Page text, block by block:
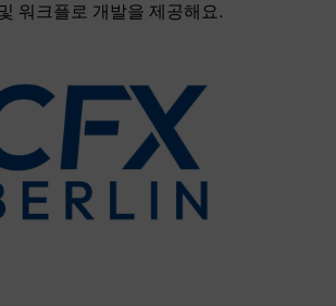
워크플로 개발을 제공해요.